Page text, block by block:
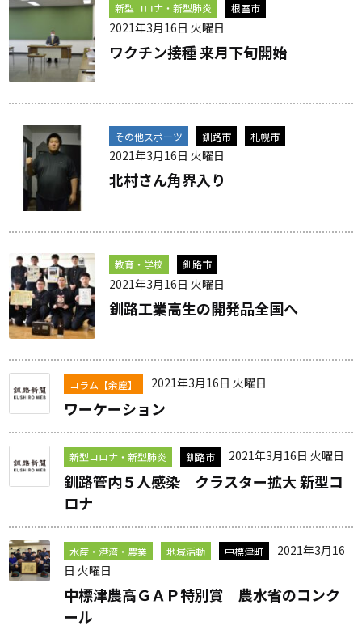
新型コロナ・新型肺炎 根室市
2021年3月16日 火曜日
ワクチン接種 来月下旬開始
その他スポーツ 釧路市 札幌市
2021年3月16日 火曜日
北村さん角界入り
教育・学校 釧路市
2021年3月16日 火曜日
釧路工業高生の開発品全国へ
コラム【余塵】 2021年3月16日 火曜日
ワーケーション
新型コロナ・新型肺炎 釧路市 2021年3月16日 火曜日
釧路管内５人感染 クラスター拡大 新型コ
ロナ
水産・港湾・農業 地域活動 中標津町
2021年3月16
日 火曜日
中標津農高ＧＡＰ特別賞 農水省のコンク
ール